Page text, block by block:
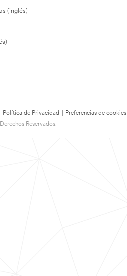
(inglés)
Política de Privacidad
Preferencias de cookies
Reservados.